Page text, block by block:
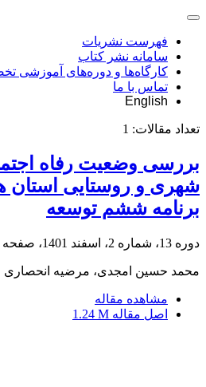
فهرست نشریات
سامانه نشر کتاب
کارگاه‌ها و دوره‌های آموزشی
تماس با ما
English
تعداد مقالات: 1
بررسی وضعیت رفاه
شهری و روستایی استان
برنامه ششم توسعه
دوره 13، شماره 2، اسفند 1401، صفحه
محمد حسین امجدی، مرضیه انحصاری
مشاهده مقاله
اصل مقاله 1.24 M